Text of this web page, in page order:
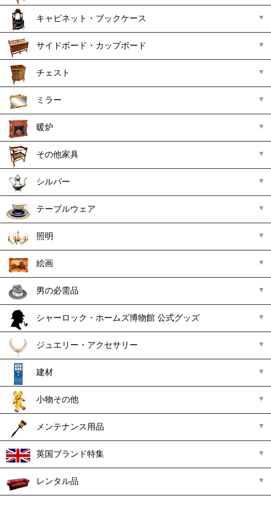
キャビネット・ブックケース
サイドボード・カップボード
チェスト
ミラー
暖炉
その他家具
シルバー
テーブルウェア
照明
絵画
男の必需品
シャーロック・ホームズ博物館 公式グッズ
ジュエリー・アクセサリー
建材
小物その他
メンテナンス用品
英国ブランド特集
レンタル品